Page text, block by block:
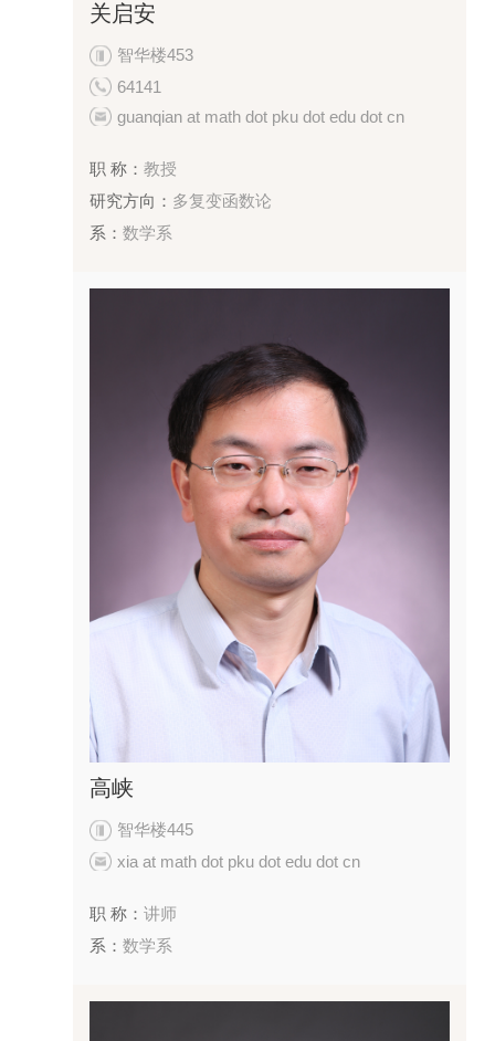
关启安
智华楼453
64141
guanqian at math dot pku dot edu dot cn
职 称：教授
研究方向： 多复变函数论
系：数学系
高峡
智华楼445
xia at math dot pku dot edu dot cn
职 称：讲师
系：数学系